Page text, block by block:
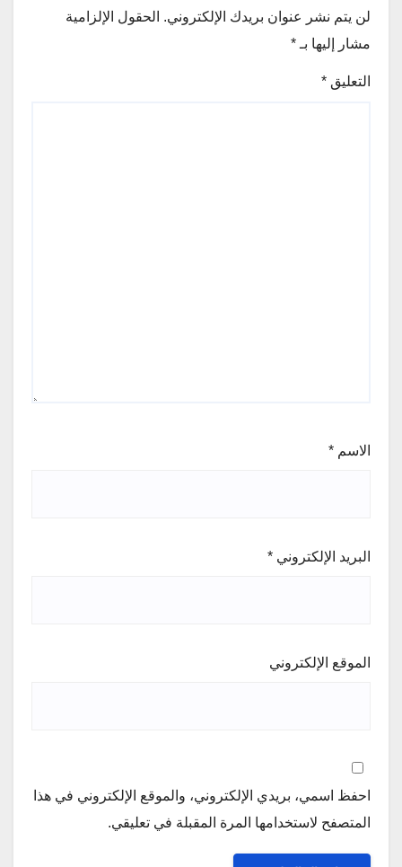
لن يتم نشر عنوان بريدك الإلكتروني. الحقول الإلزامية
مشار إليها بـ *
التعليق *
الاسم *
البريد الإلكتروني *
الموقع الإلكتروني
احفظ اسمي، بريدي الإلكتروني، والموقع الإلكتروني في هذا
المتصفح لاستخدامها المرة المقبلة في تعليقي.